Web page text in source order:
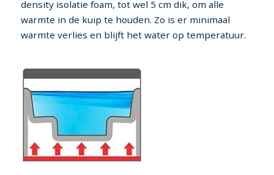
density isolatie foam, tot wel 5 cm dik, om alle
warmte in de kuip te houden. Zo is er minimaal
warmte verlies en blijft het water op temperatuur.